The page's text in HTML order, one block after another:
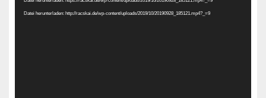
Datei herunterladen: http://racskai.de/wp-content/uploads/2019/10/20190928_185121.mp4?_=9